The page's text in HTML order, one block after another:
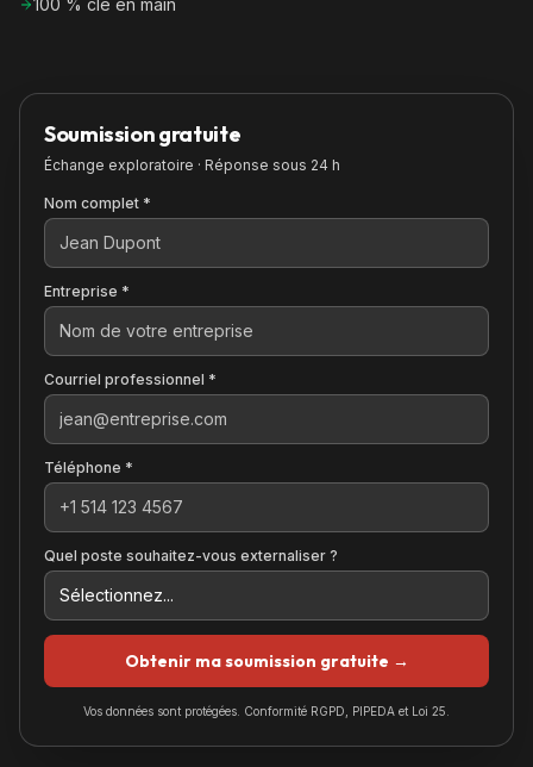
Soumission gratuite
Échange exploratoire · Réponse sous 24 h
Nom complet *
Entreprise *
Courriel professionnel *
Téléphone *
Quel poste souhaitez-vous externaliser ?
Obtenir ma soumission gratuite →
Vos données sont protégées. Conformité RGPD, PIPEDA et Loi 25.